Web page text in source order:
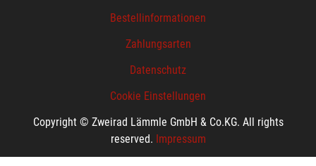
Bestellinformationen
Zahlungsarten
Datenschutz
Cookie Einstellungen
Copyright © Zweirad Lämmle GmbH & Co.KG. All rights
reserved. Impressum